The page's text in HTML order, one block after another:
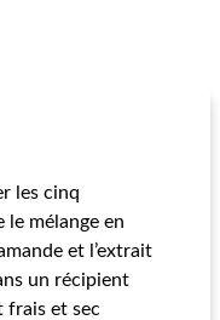
les cinq
mélange en
et l’extrait
un récipient
frais et sec